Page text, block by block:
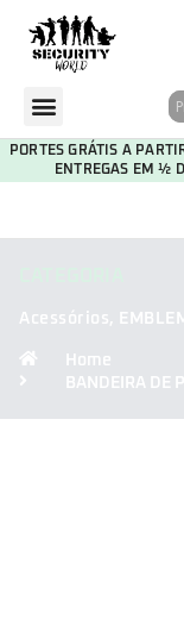
PORTES GRÁTIS A
ENTREGAS EM ½
Acessórios,
Home
BANDEIRA DE